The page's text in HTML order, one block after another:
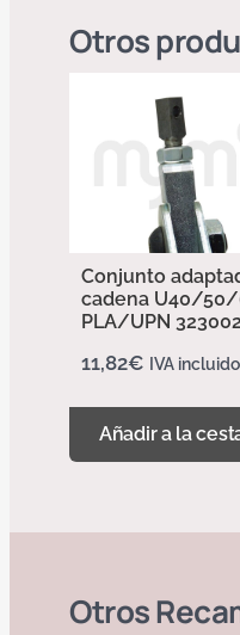
Otros
Conjunto
cadena U40/
PLA/UPN 323002
11,82€ IVA incluido
Añadir a la
Otros